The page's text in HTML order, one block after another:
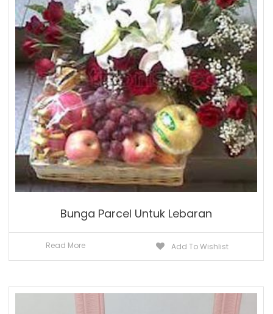
Bunga Parcel Untuk Lebaran
Read More Add To Wishlist